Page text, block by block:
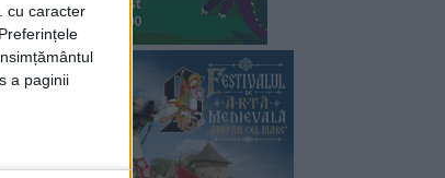
cu caracter
a paginii